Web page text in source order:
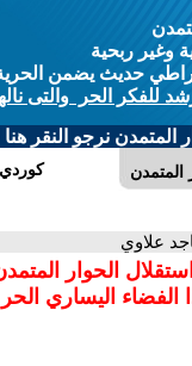
وغير ربحية
حديث يضمن الحرية
للفكر الحر والتى
نرجو النقر هنا
المتمدن كوردي
علاوي
الحوار
الفضاء اليساري الحر